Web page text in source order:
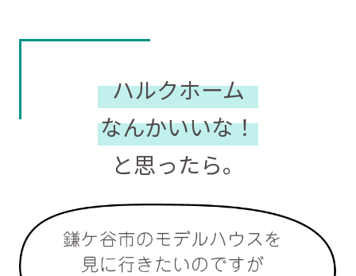
ハルクホーム
なんかいいな！
と思ったら。